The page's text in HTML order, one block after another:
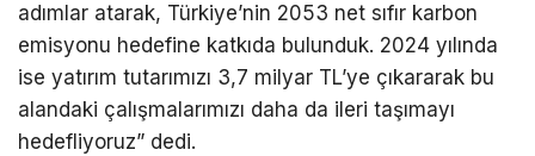
adımlar atarak, Türkiye’nin 2053 net sıfır karbon
emisyonu hedefine katkıda bulunduk. 2024 yılında
ise yatırım tutarımızı 3,7 milyar TL’ye çıkararak bu
alandaki çalışmalarımızı daha da ileri taşımayı
hedefliyoruz” dedi.